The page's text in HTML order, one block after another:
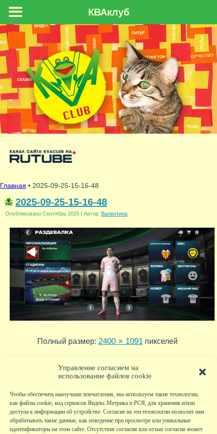
Управление согласием на
использование файлов cookie
Чтобы обеспечить наилучшие впечатления, мы используем такие технологии,
как файлы cookie, код сервисов Яндекс.Метрика и РСЯ, для хранения и/или
доступа к информации об устройстве. Согласие на эти технологии позволит нам
обрабатывать такие данные, как поведение при просмотре или уникальные
идентификаторы на этом сайте. Отсутствие согласия или отзыв согласия может
Главная • 2025-09-25-15-16-48
2025-09-25-15-16-48
Опубликовано Сентябрь 2025 | Автор: Валентина
Полный размер: 2400 × 1091пикселей
КВАклуб